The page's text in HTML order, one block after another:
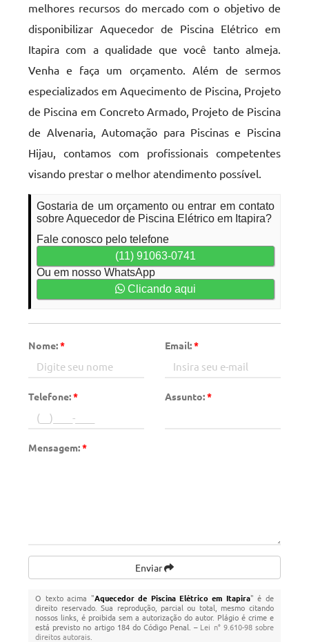
melhores recursos do mercado com o objetivo de
disponibilizar Aquecedor de Piscina Elétrico em
Itapira com a qualidade que você tanto almeja.
Venha e faça um orçamento. Além de sermos
especializados em Aquecimento de Piscina, Projeto
de Piscina em Concreto Armado, Projeto de Piscina
de Alvenaria, Automação para Piscinas e Piscina
Hijau, contamos com profissionais competentes
visando prestar o melhor atendimento possível.
Gostaria de um orçamento ou entrar em contato
sobre Aquecedor de Piscina Elétrico em Itapira?
Fale conosco pelo telefone
(11) 91063-0741
Ou em nosso WhatsApp
Clicando aqui
Nome:* Email:*
Telefone:* Assunto:*
Mensagem:*
Enviar
O texto acima "Aquecedor de Piscina Elétrico em Itapira" é de
direito reservado. Sua reprodução, parcial ou total, mesmo citando
nossos links, é proibida sem a autorização do autor. Plágio é crime e
está previsto no artigo 184 do Código Penal. – Lei n° 9.610-98 sobre
direitos autorais